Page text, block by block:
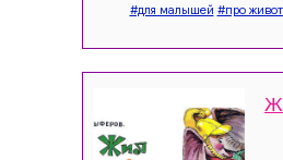
#для малышей #про